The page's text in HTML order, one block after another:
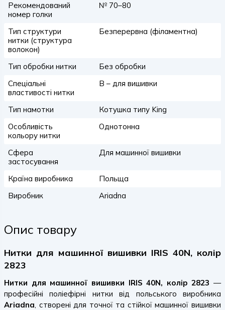
Рекомендований
номер голки
№ 70–80
Тип структури
нитки (структура
волокон)
Безперервна (філаментна)
Тип обробки нитки
Без обробки
Спеціальні
властивості нитки
B – для вишивки
Тип намотки
Котушка типу King
Особливість
кольору нитки
Однотонна
Сфера
застосування
Для машинної вишивки
Країна виробника
Польща
Виробник
Ariadna
Опис товару
Нитки для машинної вишивки IRIS 40N, колір
2823
Нитки для машинної вишивки IRIS 40N, колір 2823 —
професійні поліефірні нитки від польського виробника
Ariadna, створені для точної та стійкої машинної вишивки